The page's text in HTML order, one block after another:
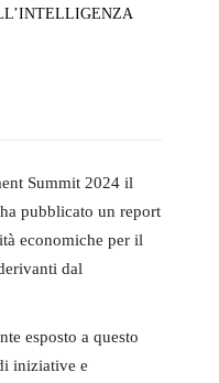
Summit 2024 il
pubblicato un report
economiche per il
dal
esposto a questo
iniziative e